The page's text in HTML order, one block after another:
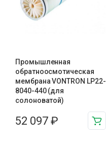
Промышленная
обратноосмотическая
мембрана VONTRON LP22-
8040-440 (для
солоноватой)
52 097 ₽